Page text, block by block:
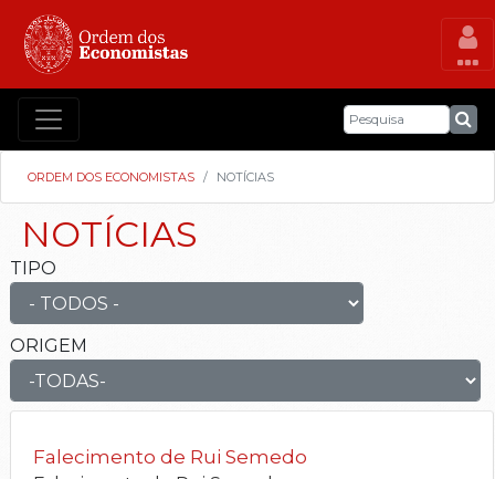
ORDEM DOS ECONOMISTAS NOTÍCIAS
NOTÍCIAS
TIPO
ORIGEM
Falecimento de Rui Semedo